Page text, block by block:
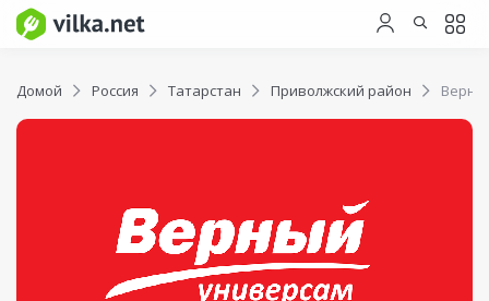
Домой Россия Татарстан Приволжский район